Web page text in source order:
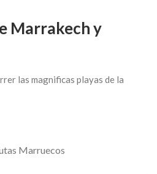
Marrakech y
las magnificas playas de la
Marruecos